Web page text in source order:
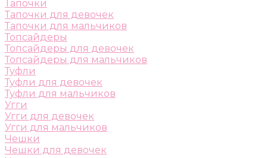
Тапочки
Тапочки для девочек
Тапочки для мальчиков
Топсайдеры
Топсайдеры для девочек
Топсайдеры для мальчиков
Туфли
Туфли для девочек
Туфли для мальчиков
Угги
Угги для девочек
Угги для мальчиков
Чешки
Чешки для девочек